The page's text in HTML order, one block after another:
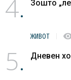
4 Зошто
ЖИВОТ
5 Дневен